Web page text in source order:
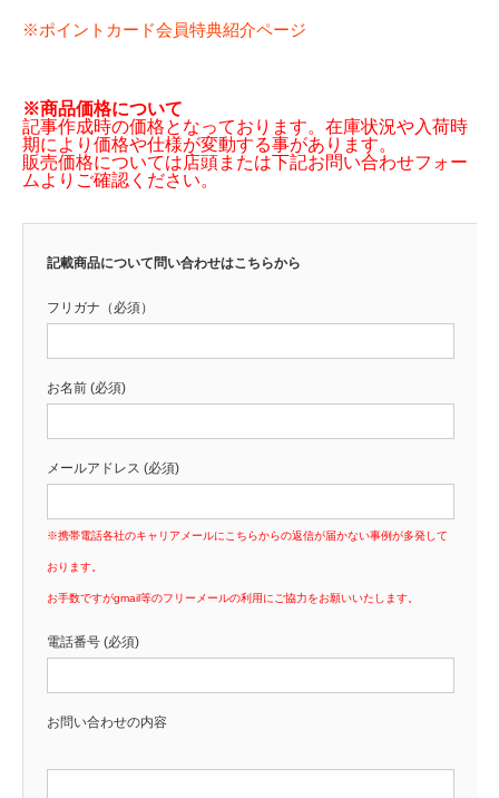
※ポイントカード会員特典紹介ページ
※商品価格について
記事作成時の価格となっております。在庫状況や入荷時
期により価格や仕様が変動する事があります。
販売価格については店頭または下記お問い合わせフォー
ムよりご確認ください。
記載商品について問い合わせはこちらから
フリガナ（必須）
お名前 (必須)
メールアドレス (必須)
※携帯電話各社のキャリアメールにこちらからの返信が届かない事例が多発して
おります。
お手数ですがgmail等のフリーメールの利用にご協力をお願いいたします。
電話番号 (必須)
お問い合わせの内容